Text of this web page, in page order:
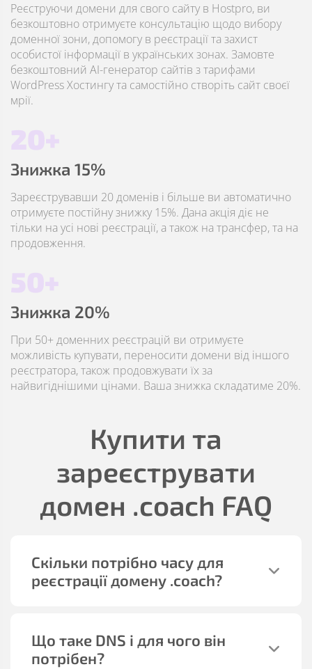
Реєструючи домени для свого сайту в Hostpro, ви
безкоштовно отримуєте консультацію щодо вибору
доменної зони, допомогу в реєстрації та захист
особистої інформації в українських зонах. Замовте
безкоштовний AI-генератор сайтів з тарифами
WordPress Хостингу та самостійно створіть сайт своєї
мрії.
20+
Знижка 15%
Зареєструвавши 20 доменів і більше ви автоматично
отримуєте постійну знижку 15%. Дана акція діє не
тільки на усі нові реєстрації, а також на трансфер, та на
продовження.
50+
Знижка 20%
При 50+ доменних реєстрацій ви отримуєте
можливість купувати, переносити домени від іншого
реєстратора, також продовжувати їх за
найвигіднішими цінами. Ваша знижка складатиме 20%.
Купити та
зареєструвати
домен .coach FAQ
Скільки потрібно часу для
реєстрації домену .coach?
Що таке DNS і для чого він
потрібен?